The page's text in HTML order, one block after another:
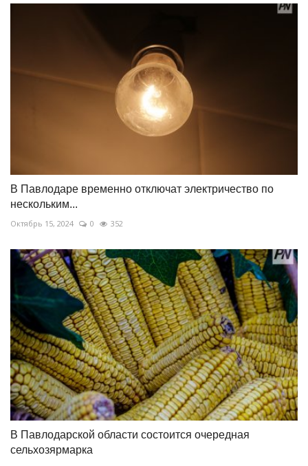
В Павлодаре временно отключат электричество по
нескольким...
Октябрь 15, 2024 0 352
В Павлодарской области состоится очередная
сельхозярмарка